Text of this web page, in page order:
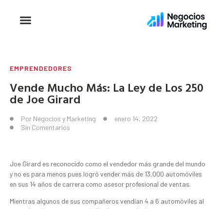
EMPRENDEDORES
Vende Mucho Más: La Ley de Los 250
de Joe Girard
Por Negocios y Marketing
enero 14, 2022
Sin Comentarios
Joe Girard es reconocido como el vendedor más grande del mundo
y no es para menos pues logró vender más de 13,000 automóviles
en sus 14 años de carrera como asesor profesional de ventas.
Mientras algunos de sus compañeros vendían 4 a 6 automóviles al